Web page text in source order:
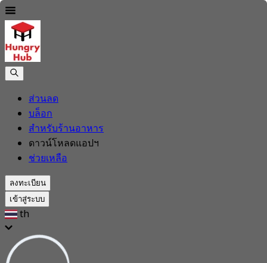
ส่วนลด
บล็อก
สำหรับร้านอาหาร
ดาวน์โหลดแอปฯ
ช่วยเหลือ
ลงทะเบียน
เข้าสู่ระบบ
th